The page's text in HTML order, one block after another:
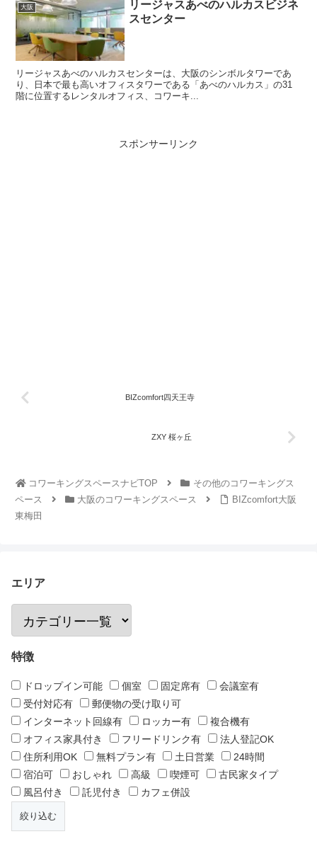
大阪
リージャスあべのハルカスビジネ
スセンター
リージャスあべのハルカスセンターは、大阪のシンボルタワーであ
り、日本で最も高いオフィスタワーである「あべのハルカス」の31
階に位置するレンタルオフィス、コワーキ...
スポンサーリンク
BIZcomfort四天王寺
ZXY 桜ヶ丘
コワーキングスペースナビTOP
その他のコワーキングス
ペース
大阪のコワーキングスペース
BIZcomfort大阪
東梅田
エリア
特徴
ドロップイン可能 個室 固定席有
会議室有
受付対応有
郵便物の受け取り可
インターネット回線有
ロッカー有
複合機有
オフィス家具付き
フリードリンク有
法人登記OK
住所利用OK
無料プラン有 土日営業
24時間
宿泊可
おしゃれ 高級 喫煙可
古民家タイプ
風呂付き
託児付き カフェ併設